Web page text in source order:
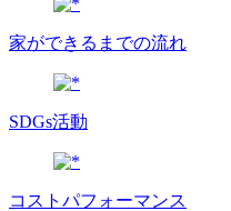
家ができるまでの流れ
SDGs活動
コストパフォーマンス